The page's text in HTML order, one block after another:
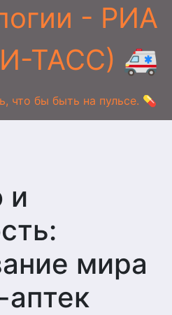
- РИА
ТАСС) 🚑
что бы быть на пульсе. 💊
и
мира
аптек